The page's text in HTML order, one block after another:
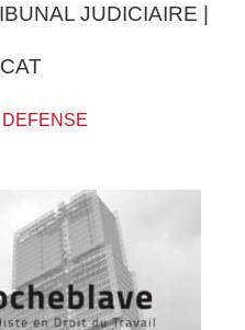
JUDICIAIRE |
DEFENSE